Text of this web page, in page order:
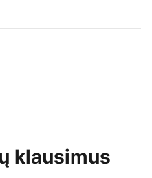
klausimus